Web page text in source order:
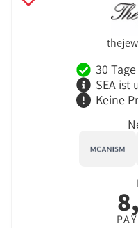
30
SEA ist
Keine